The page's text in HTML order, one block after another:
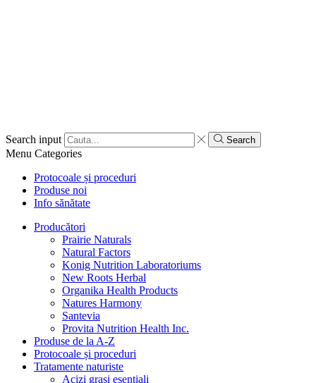
Search input Search
Menu Categories
Protocoale și proceduri
Produse noi
Info sănătate
Producători
Prairie Naturals
Natural Factors
Konig Nutrition Laboratoriums
New Roots Herbal
Organika Health Products
Natures Harmony
Santevia
Provita Nutrition Health Inc.
Produse de la A-Z
Protocoale și proceduri
Tratamente naturiste
Acizi grași esențiali